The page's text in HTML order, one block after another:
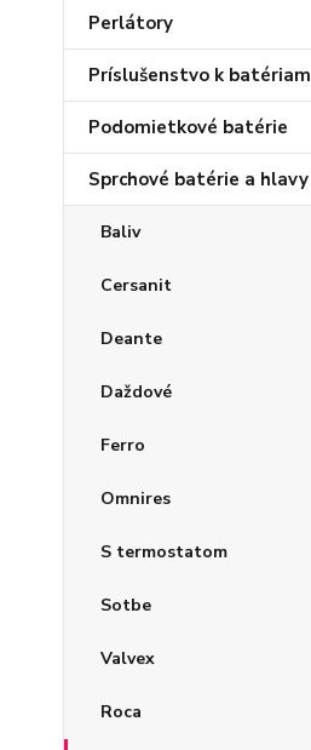
Perlátory
Príslušenstvo k batériam
Podomietkové batérie
Sprchové batérie a hlavy
Baliv
Cersanit
Deante
Daždové
Ferro
Omnires
S termostatom
Sotbe
Valvex
Roca